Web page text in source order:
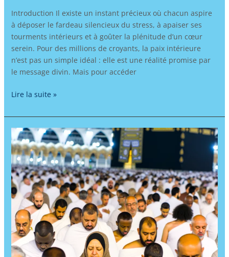
Introduction Il existe un instant précieux où chacun aspire
à déposer le fardeau silencieux du stress, à apaiser ses
tourments intérieurs et à goûter la plénitude d’un cœur
serein. Pour des millions de croyants, la paix intérieure
n’est pas un simple idéal : elle est une réalité promise par
le message divin. Mais pour accéder
Lire la suite »
Apprendre
l’arabe
à
travers
le
pèlerinage
Hajj
et
Omra,
immersion